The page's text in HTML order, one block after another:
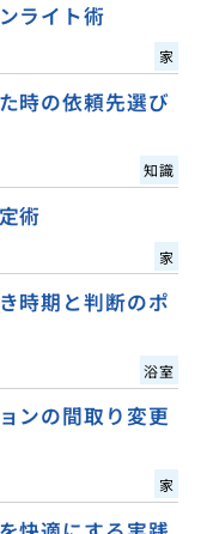
ライト術
家
時の依頼先選び
知識
術
家
時期と判断のポ
浴室
ンの間取り変更
家